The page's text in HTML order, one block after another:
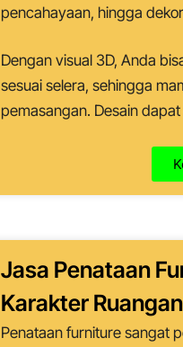
pencahayaan, hingga
Dengan visual 3D, Anda
sesuai selera, sehingga
pemasangan. Desain
Jasa Penataan
Karakter Ruangan
Penataan furniture sangat